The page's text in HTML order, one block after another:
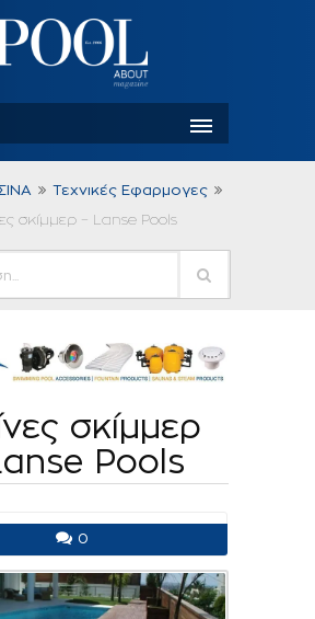
Τεχνικές Εφαρμογες
σκίμμερ – Lanse Pools
σκίμμερ
Pools
0